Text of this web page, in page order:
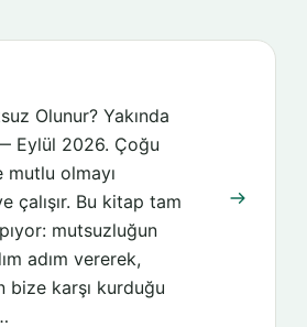
Olunur? Yakında
Eylül 2026. Çoğu
mutlu olmayı
çalışır. Bu kitap tam
mutsuzluğun
adım vererek,
bize karşı kurduğu